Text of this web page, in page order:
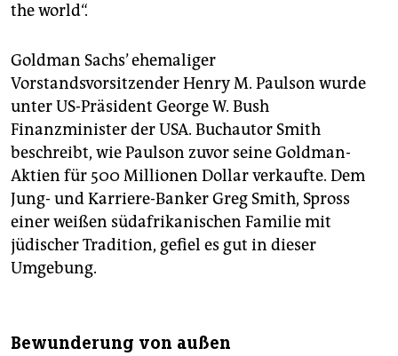
the world“.
Goldman Sachs’ ehemaliger
Vorstandsvorsitzender Henry M. Paulson wurde
unter US-Präsident George W. Bush
Finanzminister der USA. Buchautor Smith
beschreibt, wie Paulson zuvor seine Goldman-
Aktien für 500 Millionen Dollar verkaufte. Dem
Jung- und Karriere-Banker Greg Smith, Spross
einer weißen südafrikanischen Familie mit
jüdischer Tradition, gefiel es gut in dieser
Umgebung.
Bewunderung von außen